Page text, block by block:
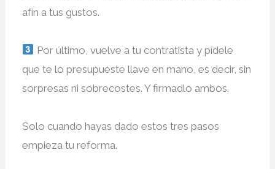
afín a tus gustos. ⁣
Por último, vuelve a tu contratista y pídele
que te lo presupueste llave en mano, es decir, sin
sorpresas ni sobrecostes. Y firmadlo ambos. ⁣
Solo cuando hayas dado estos tres pasos
empieza tu reforma.⁣